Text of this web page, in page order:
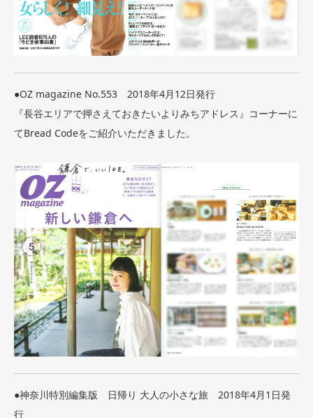
●OZ magazine No.553 2018年4月12日発行
『長谷エリアで押さえておきたいよりみちアドレス』コーナーに
てBread Codeをご紹介いただきました。
●神奈川特別編集版 日帰り 大人の小さな旅 2018年4月1日発
行